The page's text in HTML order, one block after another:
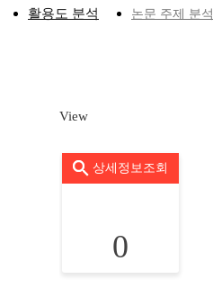
활용도 분석 논문 주제 분석
View
상세정보조회
0